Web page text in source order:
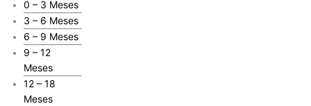
0 – 3 Meses
3 – 6 Meses
6 – 9 Meses
9 – 12
Meses
12 – 18
Meses